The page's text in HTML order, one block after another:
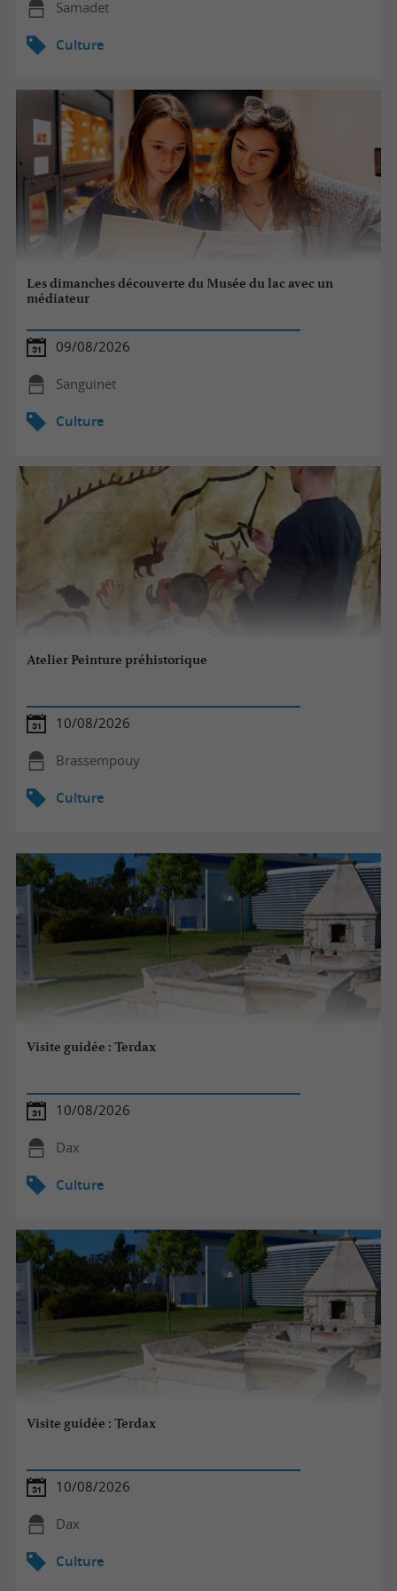
Samadet
Culture
Les dimanches découverte du Musée du lac avec un
médiateur
09/08/2026
Sanguinet
Culture
Atelier Peinture préhistorique
10/08/2026
Brassempouy
Culture
Visite guidée : Terdax
10/08/2026
Dax
Culture
Visite guidée : Terdax
10/08/2026
Dax
Culture